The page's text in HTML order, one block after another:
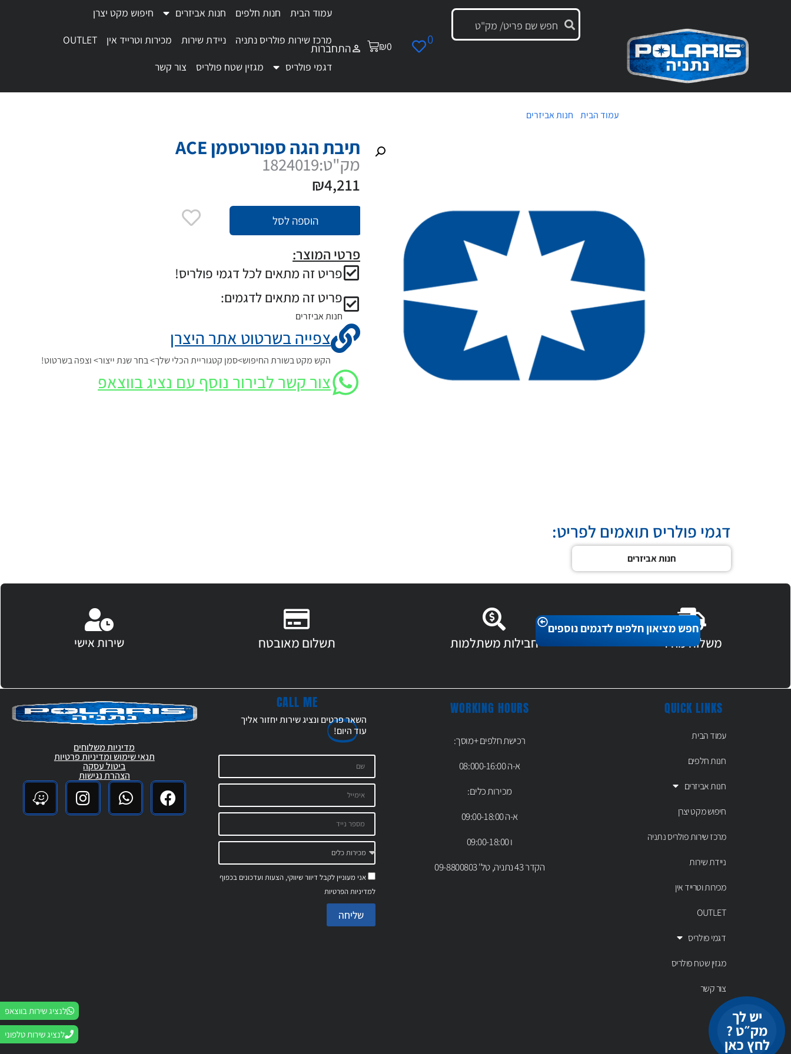
0
₪0 התחברות
עמוד הבית חנות חלפים חנות אביזרים
חיפוש מקט יצרן
מרכז שירות פולריס נתניה
ניידת שירות מכירות וטרייד אין
OUTLET
דגמי פולריס
מגזין שטח פולריס צור קשר
תיבת הגה ספורטסמן ACE
מק"ט:1824019
₪4,211
הוספה לסל
פרטי המוצר:
פריט זה מתאים לכל דגמי פולריס!
פריט זה מתאים לדגמים:
חנות אביזרים
צפייה בשרטוט אתר היצרן
הקש מקט בשורת החיפוש>סמן קטגוריית הכלי שלך> בחר שנת ייצור> וצפה בשרטוט!
צור קשר לבירור נוסף עם נציג בווצאפ
חפש מציאון חלפים לדגמים נוספים
עמוד הבית/ חנות אביזרים
דגמי פולריס תואמים לפריט:
חנות אביזרים
משלוח מהיר חבילות משתלמות תשלום מאובטח שירות אישי
QUICK LINKS
עמוד הבית
חנות חלפים
חנות אביזרים
חיפוש מקט יצרן
מרכז שירות פולריס נתניה
ניידת שירות
מכירות וטרייד אין
OUTLET
דגמי פולריס
מגזין שטח פולריס
צור קשר
יש לך
מק״ט ?
לחץ כאן
WORKING HOURS
רכישת חלפים +מוסך:
א-ה 08:000-16:00
מכירות כלים:
א-ה 09:00-18:00
ו 09:00-18:00
הקדר 43 נתניה, טל' 09-8800803
CALL ME
השאר פרטים ונציג שירות יחזור אליך
עודהיום!
אני מעוניין לקבל דיוור שיווקי, הצעות ועדכונים בכפוף
למדיניות הפרטיות
שליחה
לנציג שירות בווצאפ
לנציג שירות טלפוני
מדיניות משלוחים
תנאי שימוש ומדיניות פרטיות
ביטול עסקה
הצהרת נגישות